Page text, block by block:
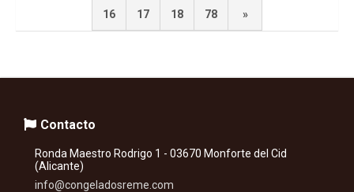
16 17 18 78 »
Contacto
Ronda Maestro Rodrigo 1 - 03670 Monforte del Cid
(Alicante)
info@congeladosreme.com